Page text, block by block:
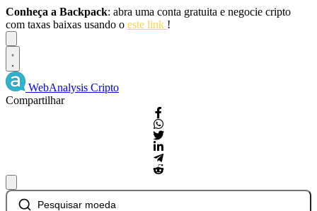
Conheça a Backpack: abra uma conta gratuita e negocie cripto
com taxas baixas usando o este link !
WebAnalysis Cripto
Compartilhar
Pesquisar moeda